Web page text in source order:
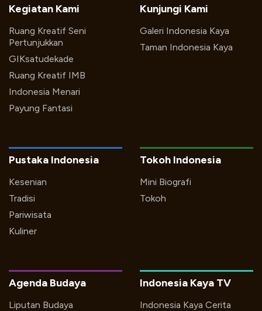
Kegiatan Kami
Ruang Kreatif Seni
Pertunjukkan
GIKsatudekade
Ruang Kreatif IMB
Indonesia Menari
Payung Fantasi
Kunjungi Kami
Galeri Indonesia Kaya
Taman Indonesia Kaya
Pustaka Indonesia
Kesenian
Tradisi
Pariwisata
Kuliner
Tokoh Indonesia
Mini Biografi
Tokoh
Indonesia Kaya TV
Indonesia Kaya Cerita
Agenda Budaya
Liputan Budaya